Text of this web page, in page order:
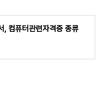
, 컴퓨터관련자격증 종류